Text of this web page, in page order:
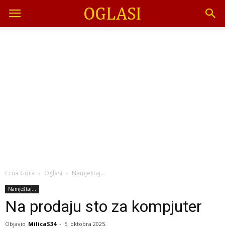
Crna Gora Oglasi Namještaj...
Namještaj...
Na prodaju sto za kompjuter
Objavio MilicaS34 - 5. oktobra 2025.